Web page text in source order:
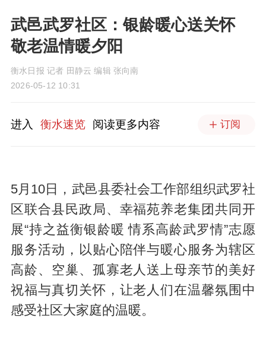
武邑武罗社区：银龄暖心送关怀
敬老温情暖夕阳
衡水日报 记者 田静云 编辑 张向南
2026-05-12 10:31
进入 衡水速览 阅读更多内容 订阅
5月10日，武邑县委社会工作部组织武罗社
区联合县民政局、幸福苑养老集团共同开
展“持之益衡银龄暖 情系高龄武罗情”志愿
服务活动，以贴心陪伴与暖心服务为辖区
高龄、空巢、孤寡老人送上母亲节的美好
祝福与真切关怀，让老人们在温馨氛围中
感受社区大家庭的温暖。